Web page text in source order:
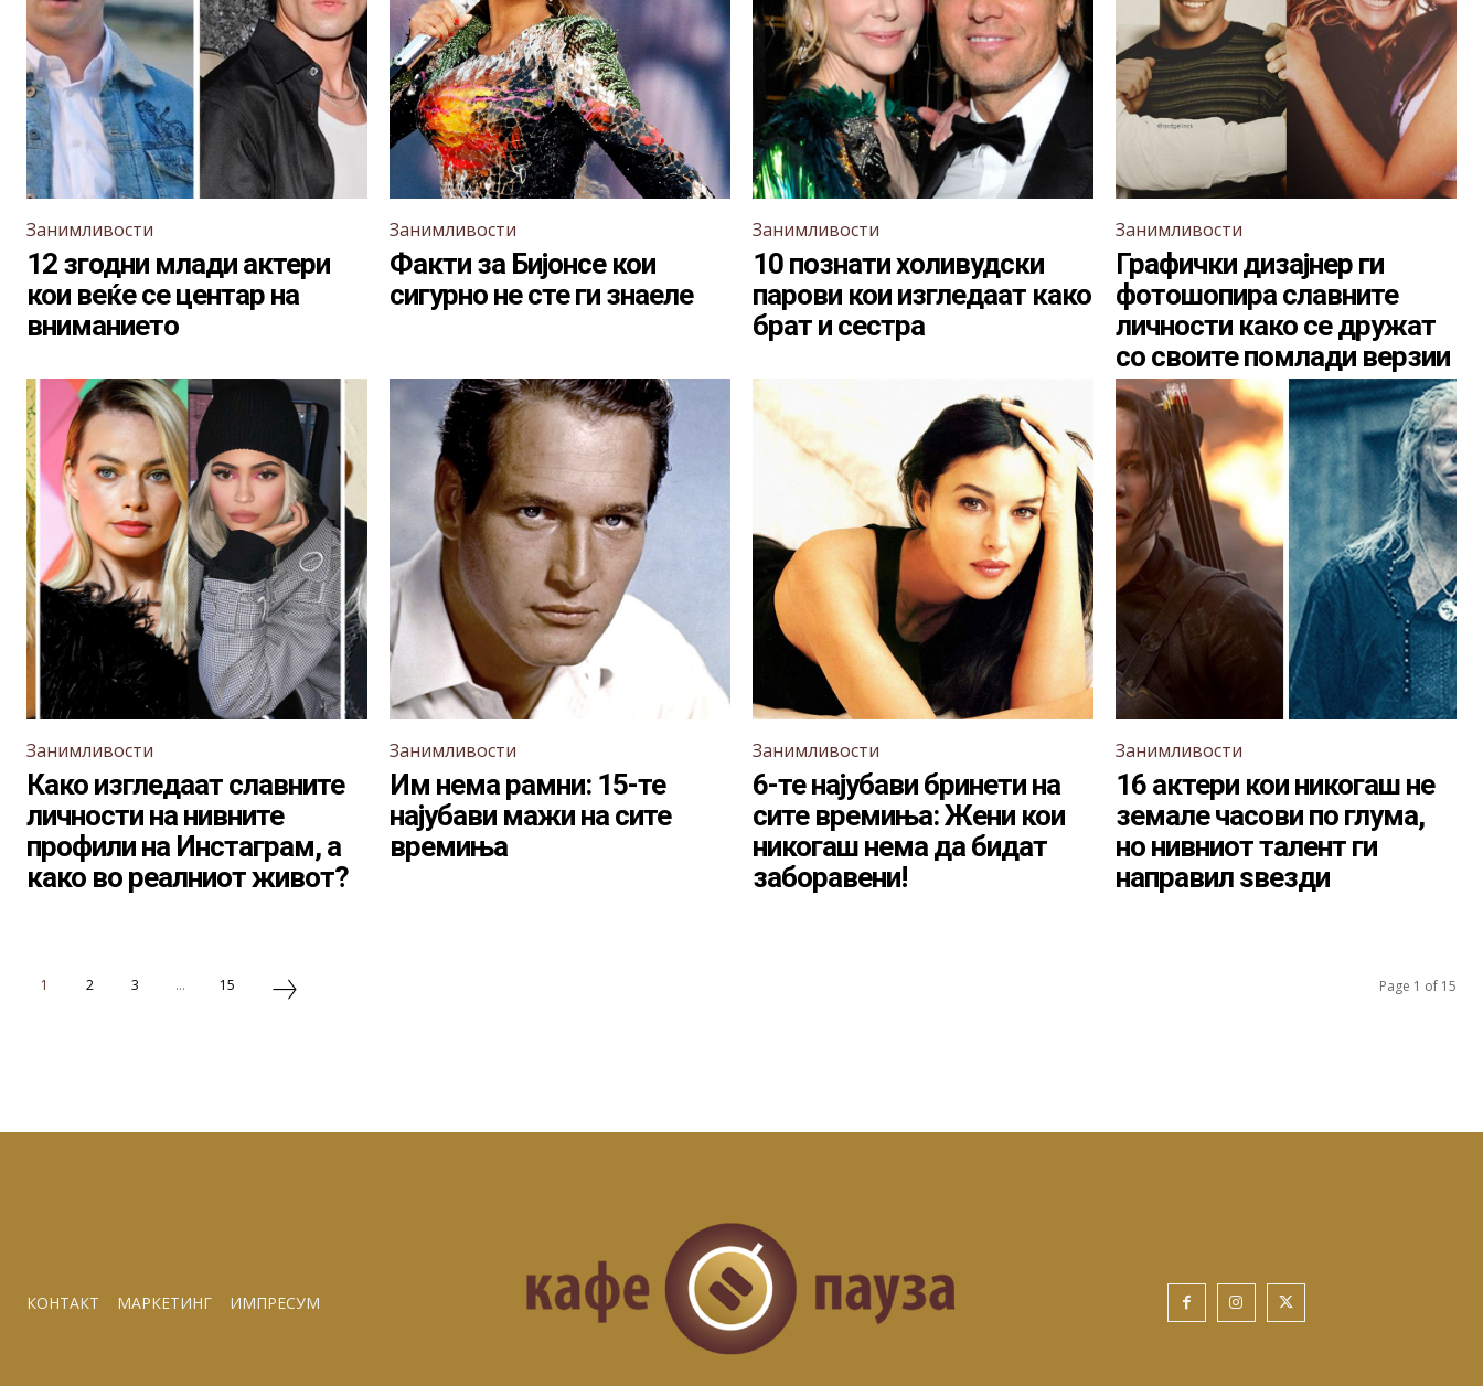
Занимливости
12 згодни млади актери
кои веќе се центар на
вниманието
Занимливости
Факти за Бијонсе кои
сигурно не сте ги знаеле
Занимливости
10 познати холивудски
парови кои изгледаат како
брат и сестра
Занимливости
Графички дизајнер ги
фотошопира славните
личности како се дружат
со своите помлади верзии
Занимливости
Како изгледаат славните
личности на нивните
профили на Инстаграм, а
како во реалниот живот?
Занимливости
Им нема рамни: 15-те
најубави мажи на сите
времиња
Занимливости
6-те најубави бринети на
сите времиња: Жени кои
никогаш нема да бидат
заборавени!
Занимливости
16 актери кои никогаш не
земале часови по глума,
но нивниот талент ги
направил ѕвезди
1 2 3 ... 15 Page 1 of 15
КОНТАКТ МАРКЕТИНГ ИМПРЕСУМ